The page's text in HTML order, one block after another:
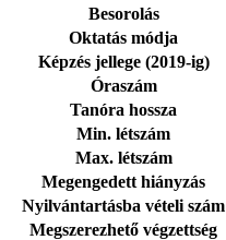
Besorolás
Oktatás módja
Képzés jellege (2019-ig)
Óraszám
Tanóra hossza
Min. létszám
Max. létszám
Megengedett hiányzás
Nyilvántartásba vételi szám
Megszerezhető végzettség